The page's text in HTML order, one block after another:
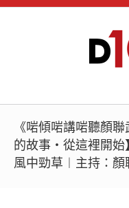
《啱傾啱講啱聽顏
的故事‧從這裡開始
風中勁草︱主持：顏